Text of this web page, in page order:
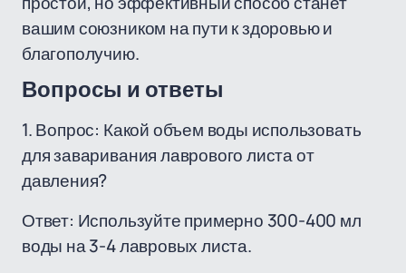
вашим союзником на пути к здоровью и
благополучию.
Вопросы и ответы
1. Вопрос: Какой объем воды использовать
для заваривания лаврового листа от
давления?
Ответ: Используйте примерно 300-400 мл
воды на 3-4 лавровых листа.